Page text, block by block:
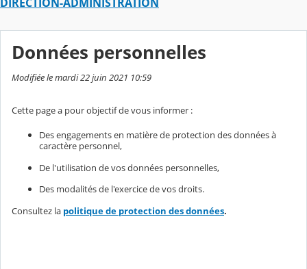
Données personnelles
Modifiée le mardi 22 juin 2021 10:59
Cette page a pour objectif de vous informer :
Des engagements en matière de protection des données à
caractère personnel,
De l'utilisation de vos données personnelles,
Des modalités de l'exercice de vos droits.
Consultez la politique de protection des données.